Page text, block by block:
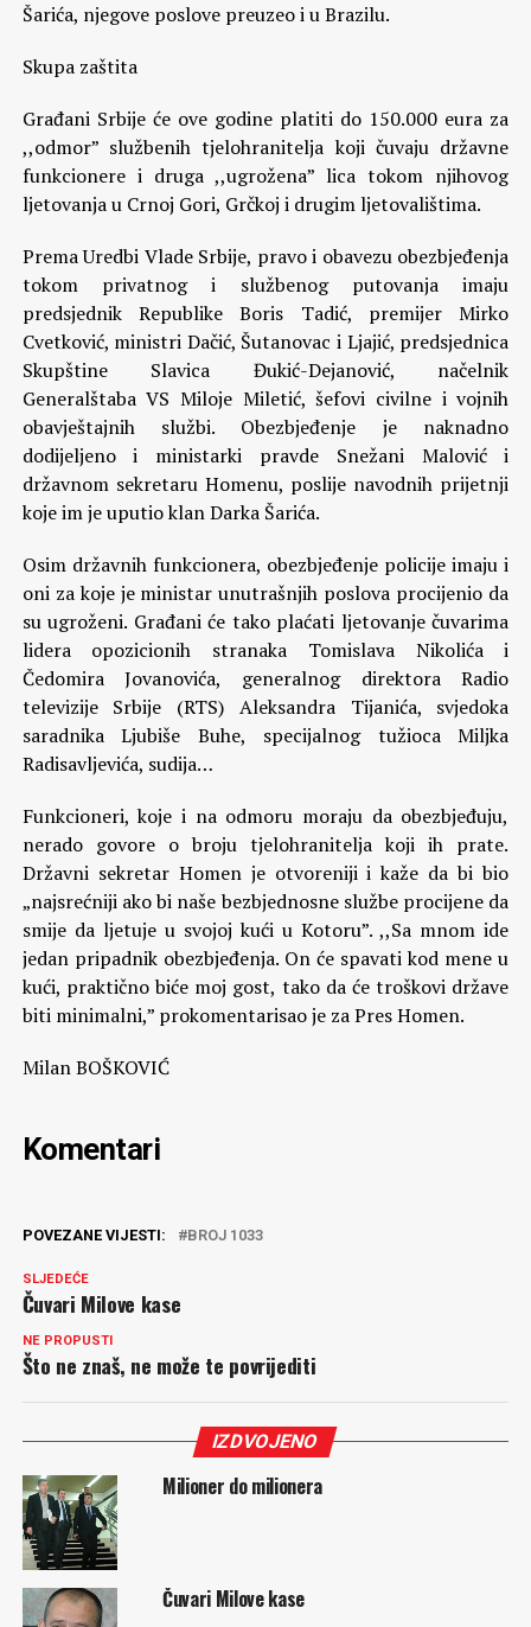
Šarića, njegove poslove preuzeo i u Brazilu.
Skupa zaštita
Građani Srbije će ove godine platiti do 150.000 eura za
,,odmor” službenih tjelohranitelja koji čuvaju državne
funkcionere i druga ,,ugrožena” lica tokom njihovog
ljetovanja u Crnoj Gori, Grčkoj i drugim ljetovalištima.
Prema Uredbi Vlade Srbije, pravo i obavezu obezbjeđenja
tokom privatnog i službenog putovanja imaju
predsjednik Republike Boris Tadić, premijer Mirko
Cvetković, ministri Dačić, Šutanovac i Ljajić, predsjednica
Skupštine Slavica Đukić-Dejanović, načelnik
Generalštaba VS Miloje Miletić, šefovi civilne i vojnih
obavještajnih službi. Obezbjeđenje je naknadno
dodijeljeno i ministarki pravde Snežani Malović i
državnom sekretaru Homenu, poslije navodnih prijetnji
koje im je uputio klan Darka Šarića.
Osim državnih funkcionera, obezbjeđenje policije imaju i
oni za koje je ministar unutrašnjih poslova procijenio da
su ugroženi. Građani će tako plaćati ljetovanje čuvarima
lidera opozicionih stranaka Tomislava Nikolića i
Čedomira Jovanovića, generalnog direktora Radio
televizije Srbije (RTS) Aleksandra Tijanića, svjedoka
saradnika Ljubiše Buhe, specijalnog tužioca Miljka
Radisavljevića, sudija…
Funkcioneri, koje i na odmoru moraju da obezbjeđuju,
nerado govore o broju tjelohranitelja koji ih prate.
Državni sekretar Homen je otvoreniji i kaže da bi bio
„najsrećniji ako bi naše bezbjednosne službe procijene da
smije da ljetuje u svojoj kući u Kotoru”. ,,Sa mnom ide
jedan pripadnik obezbjeđenja. On će spavati kod mene u
kući, praktično biće moj gost, tako da će troškovi države
biti minimalni,” prokomentarisao je za Pres Homen.
Milan BOŠKOVIĆ
Komentari
POVEZANE VIJESTI: BROJ 1033
SLJEDEĆE
Čuvari Milove kase
NE PROPUSTI
Što ne znaš, ne može te povrijediti
IZDVOJENO
Milioner do milionera
Čuvari Milove kase